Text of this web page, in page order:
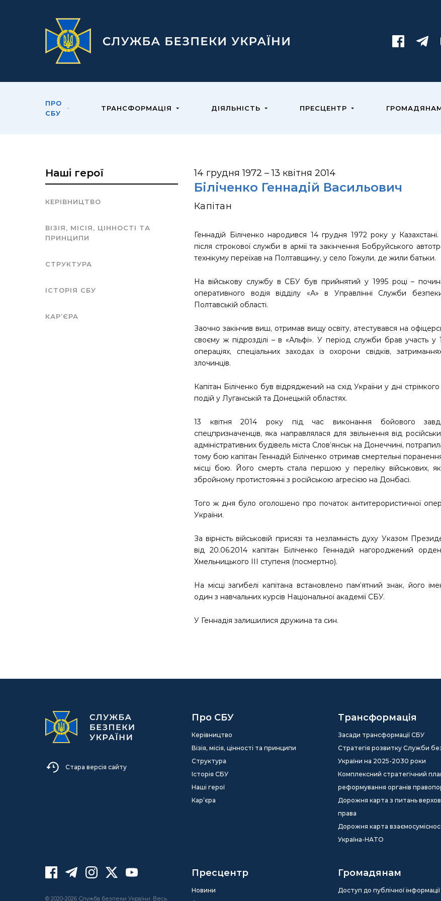
ПРО
СБУ
ТРАНСФОРМАЦІЯ ДІЯЛЬНІСТЬ ПРЕСЦЕНТР
Наші герої
КЕРІВНИЦТВО
ВІЗІЯ, МІСІЯ, ЦІННОСТІ ТА
ПРИНЦИПИ
СТРУКТУРА
ІСТОРІЯ СБУ
КАР’ЄРА
14 грудня 1972 – 13 квітня 2014
Біліченко Геннадій Васильович
Капітан
Геннадій Біліченко народився 14 грудня 1972 року у
після строкової служби в армії та закінчення Бобруйського
технікуму переїхав на Полтавщину, у село Гожули, де жили батьки.
На військову службу в СБУ був прийнятий у 1995 році –
оперативного водія відділу «А» в Управлінні Служби
Полтавській області.
Заочно закінчив виш, отримав вищу освіту, атестувався на
своєму ж підрозділі – в «Альфі». У період служби брав участь
операціях, спеціальних заходах із охорони свідків,
злочинців.
Капітан Біліченко був відряджений на схід України у дні
подій у Луганській та Донецькій областях.
13 квітня 2014 року під час виконання бойового
спецпризначенців, яка направлялася для звільнення від
адміністративних будівель міста Слов’янськ на Донеччині,
тому бою капітан Геннадій Біліченко отримав смертельні
місці бою. Його смерть стала першою у переліку військових,
збройному протистоянні з російською агресією на Донбасі.
Того ж дня було оголошено про початок антитерористичної
України.
За вірність військовій присязі та незламність духу Указом
від 20.06.2014 капітан Біліченко Геннадій нагороджений
Хмельницького ІІІ ступеня (посмертно).
На місці загибелі капітана встановлено пам’ятний знак, його
один з навчальних курсів Національної академії СБУ.
У Геннадія залишилися дружина та син.
Стара версія сайту
Про СБУ
Керівництво
Візія, місія, цінності та принципи
Структура
Історія СБУ
Наші герої
Кар’єра
Трансформація
Засади трансформації СБУ
Стратегія розвитку Служби
України на 2025-2030 роки
Комплексний стратегічний
реформування органів
Дорожня карта з питань
права
Дорожня карта
Україна-НАТО
Пресцентр
Новини
Громадянам
Доступ до публічної інформації
© 2020-2026 Служба безпеки України. Весь